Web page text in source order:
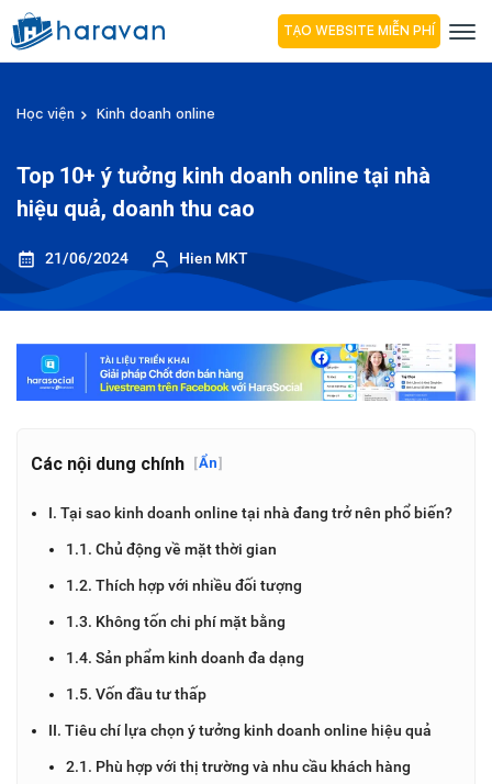
TẠO WEBSITE MIỄN PHÍ
Học viện Kinh doanh online
Top 10+ ý tưởng kinh doanh online tại nhà
hiệu quả, doanh thu cao
21/06/2024 Hien MKT
Các nội dung chính [Ẩn]
I. Tại sao kinh doanh online tại nhà đang trở nên phổ biến?
1.1. Chủ động về mặt thời gian
1.2. Thích hợp với nhiều đối tượng
1.3. Không tốn chi phí mặt bằng
1.4. Sản phẩm kinh doanh đa dạng
1.5. Vốn đầu tư thấp
II. Tiêu chí lựa chọn ý tưởng kinh doanh online hiệu quả
2.1. Phù hợp với thị trường và nhu cầu khách hàng